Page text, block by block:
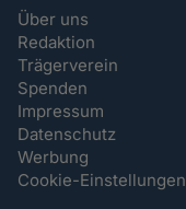
Über uns
Redaktion
Trägerverein
Spenden
Impressum
Datenschutz
Werbung
Cookie-Einstellungen